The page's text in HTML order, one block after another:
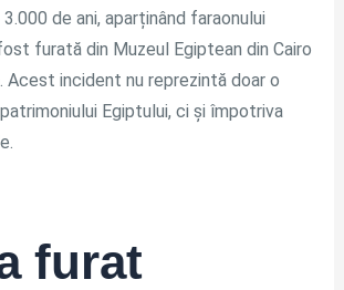
de ani, aparținând faraonului
furată din Muzeul Egiptean din Cairo
incident nu reprezintă doar o
Egiptului, ci și împotriva
furat